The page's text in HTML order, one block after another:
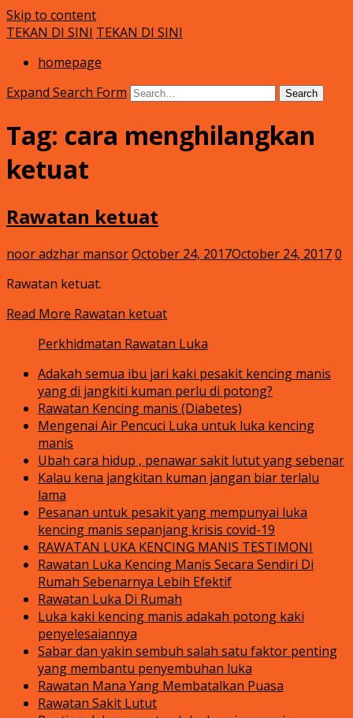
Skip to content
Klinik Putra
TEKAN DI SINI TEKAN DI SINI
homepage
Expand Search Form
Search
Tag: cara menghilangkan
ketuat
Rawatan ketuat
noor adzhar mansorOctober 24, 2017October 24, 20170
Rawatan ketuat.
Read More Rawatan ketuat
Perkhidmatan Rawatan Luka
Adakah semua ibu jari kaki pesakit kencing manis
yang di jangkiti kuman perlu di potong?
Rawatan Kencing manis (Diabetes)
Mengenai Air Pencuci Luka untuk luka kencing
manis
Ubah cara hidup , penawar sakit lutut yang sebenar
Kalau kena jangkitan kuman jangan biar terlalu
lama
Pesanan untuk pesakit yang mempunyai luka
kencing manis sepanjang krisis covid-19
RAWATAN LUKA KENCING MANIS TESTIMONI
Rawatan Luka Kencing Manis Secara Sendiri Di
Rumah Sebenarnya Lebih Efektif
Rawatan Luka Di Rumah
Luka kaki kencing manis adakah potong kaki
penyelesaiannya
Sabar dan yakin sembuh salah satu faktor penting
yang membantu penyembuhan luka
Rawatan Mana Yang Membatalkan Puasa
Rawatan Sakit Lutut